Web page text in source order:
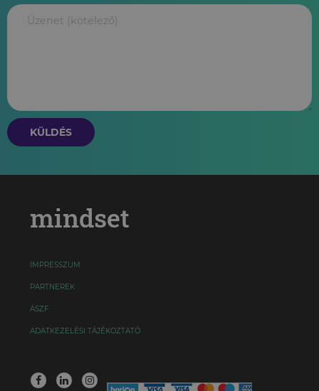
KÜLDÉS
mindset
IMPRESSZUM
PARTNEREK
ÁSZF
ADATKEZELÉSI TÁJÉKOZTATÓ